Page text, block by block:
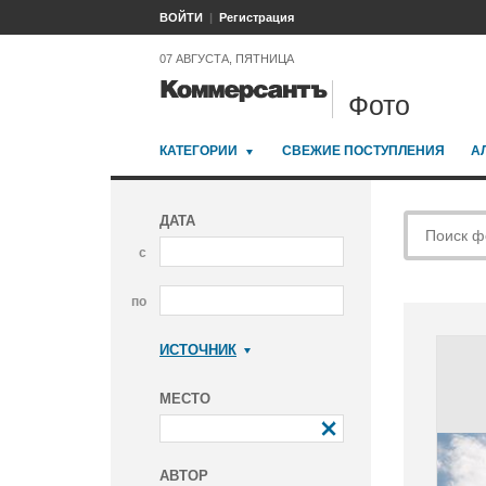
ВОЙТИ Регистрация
07 АВГУСТА, ПЯТНИЦА
Фото
КАТЕГОРИИ СВЕЖИЕ ПОСТУПЛЕНИЯ
ДАТА
с
по
ИСТОЧНИК
МЕСТО
АВТОР